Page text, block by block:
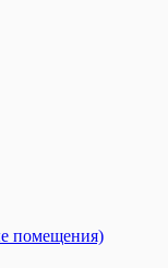
помещения)